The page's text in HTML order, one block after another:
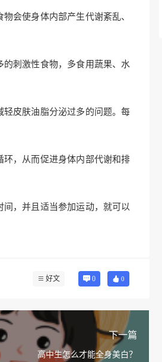
会使身体内部产生代谢紊乱、
刺激性食物，多食用蔬果、水
皮肤油脂分泌过多的问题。每
，从而促进身体内部代谢和排
，并且适当参加运动，就可以
好文 0 0
下一篇
高中生怎么才能全身美白？